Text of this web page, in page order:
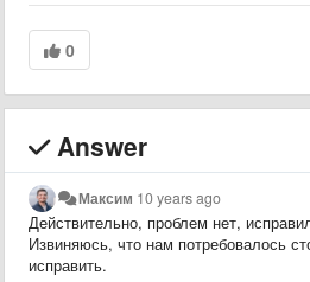
0
Answer
Максим 10 years ago
Действительно, проблем нет,
Извиняюсь, что нам потребовалось
исправить.